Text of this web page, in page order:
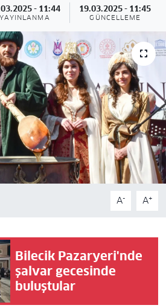
- 11:44
YAYINLANMA
19.03.2025 - 11:45
GÜNCELLEME
A- A+
Bilecik Pazaryeri'nde
şalvar gecesinde
buluştular